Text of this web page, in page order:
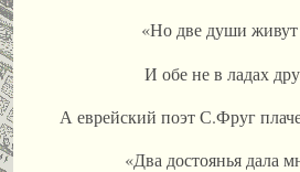
«Но две души
И обе не в ладах
А еврейский поэт С.Фруг
«Два достоянья дала